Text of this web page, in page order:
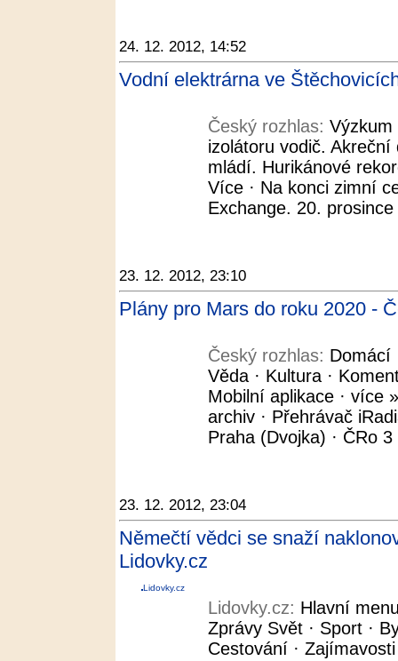
24. 12. 2012, 14:52
Vodní elektrárna ve
Český rozhlas: Výzkum
izolátoru vodič.
mládí. Hurikánové
Více · Na konci zimní
Exchange. 20.
23. 12. 2012, 23:10
Plány pro Mars do roku 2020 -
Český rozhlas: Domácí
Věda · Kultura ·
Mobilní aplikace · více
archiv · Přehrávač
Praha (Dvojka) · ČRo
23. 12. 2012, 23:04
Němečtí vědci se snaží
Lidovky.cz
Lidovky.cz
Lidovky.cz: Hlavní
Zprávy Svět · Sport ·
Cestování ·